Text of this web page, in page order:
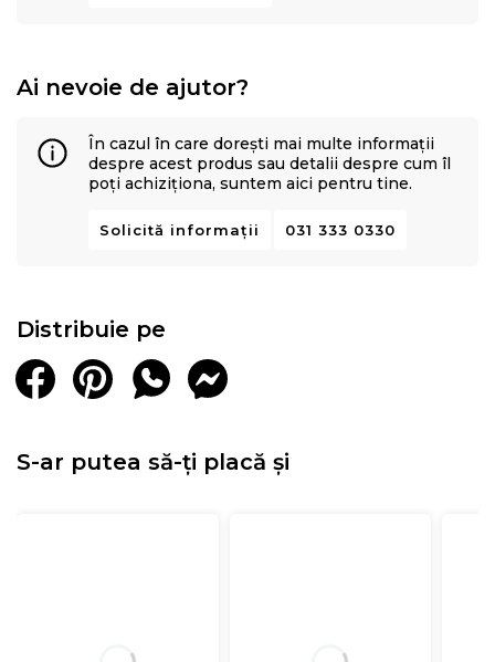
Ai nevoie de ajutor?
În cazul în care dorești mai multe informații
despre acest produs sau detalii despre cum îl
poți achiziționa, suntem aici pentru tine.
Solicită informații 031 333 0330
Distribuie pe
S-ar putea să-ți placă și